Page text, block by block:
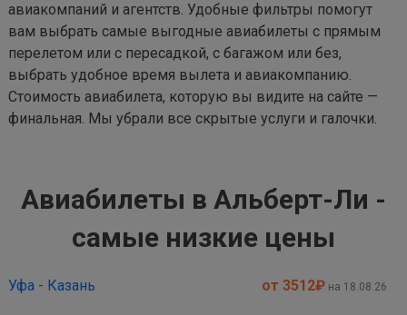
авиакомпаний и агентств. Удобные фильтры помогут
вам выбрать самые выгодные авиабилеты с прямым
перелетом или с пересадкой, с багажом или без,
выбрать удобное время вылета и авиакомпанию.
Стоимость авиабилета, которую вы видите на сайте —
финальная. Мы убрали все скрытые услуги и галочки.
Авиабилеты в Альберт-Ли -
самые низкие цены
Уфа - Казань от 3512₽ на 18.08.26